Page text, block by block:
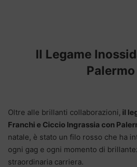
Il Legame
Palermo
Oltre alle brillanti collaborazioni, il
Franchi e Ciccio Ingrassia con
natale, è stato un filo rosso che ha
ogni gag e ogni momento di
straordinaria carriera.